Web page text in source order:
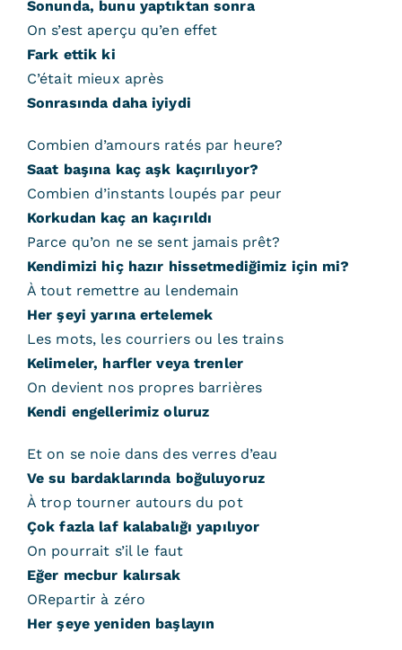
Sonunda, bunu yaptıktan sonra
On s’est aperçu qu’en effet
Fark ettik ki
C’était mieux après
Sonrasında daha iyiydi
Combien d’amours ratés par heure?
Saat başına kaç aşk kaçırılıyor?
Combien d’instants loupés par peur
Korkudan kaç an kaçırıldı
Parce qu’on ne se sent jamais prêt?
Kendimizi hiç hazır hissetmediğimiz için mi?
À tout remettre au lendemain
Her şeyi yarına ertelemek
Les mots, les courriers ou les trains
Kelimeler, harfler veya trenler
On devient nos propres barrières
Kendi engellerimiz oluruz
Et on se noie dans des verres d’eau
Ve su bardaklarında boğuluyoruz
À trop tourner autours du pot
Çok fazla laf kalabalığı yapılıyor
On pourrait s’il le faut
Eğer mecbur kalırsak
ORepartir à zéro
Her şeye yeniden başlayın